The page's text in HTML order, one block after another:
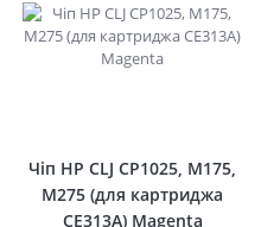
Чіп HP CLJ CP1025, M175,
M275 (для картриджа
CE313A) Magenta